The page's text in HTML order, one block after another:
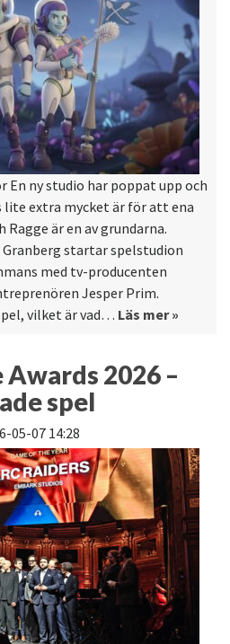
ny studio har poppat upp och
lite extra mycket är för att ena
Ragge är en av grundarna.
Granberg startar spelstudion
med tv-producenten
Jesper Prim.
vilket är vad… Läs mer »
2026 –
spel
05-07 14:28